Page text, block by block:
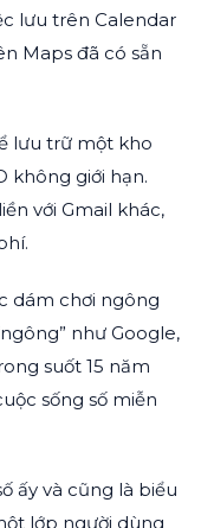
lưu trên Calendar
Maps đã có sẵn
lưu trữ một kho
không giới hạn.
với Gmail khác,
dám chơi ngông
như Google,
suốt 15 năm
sống số miễn
ấy và cũng là biểu
lớp người dùng